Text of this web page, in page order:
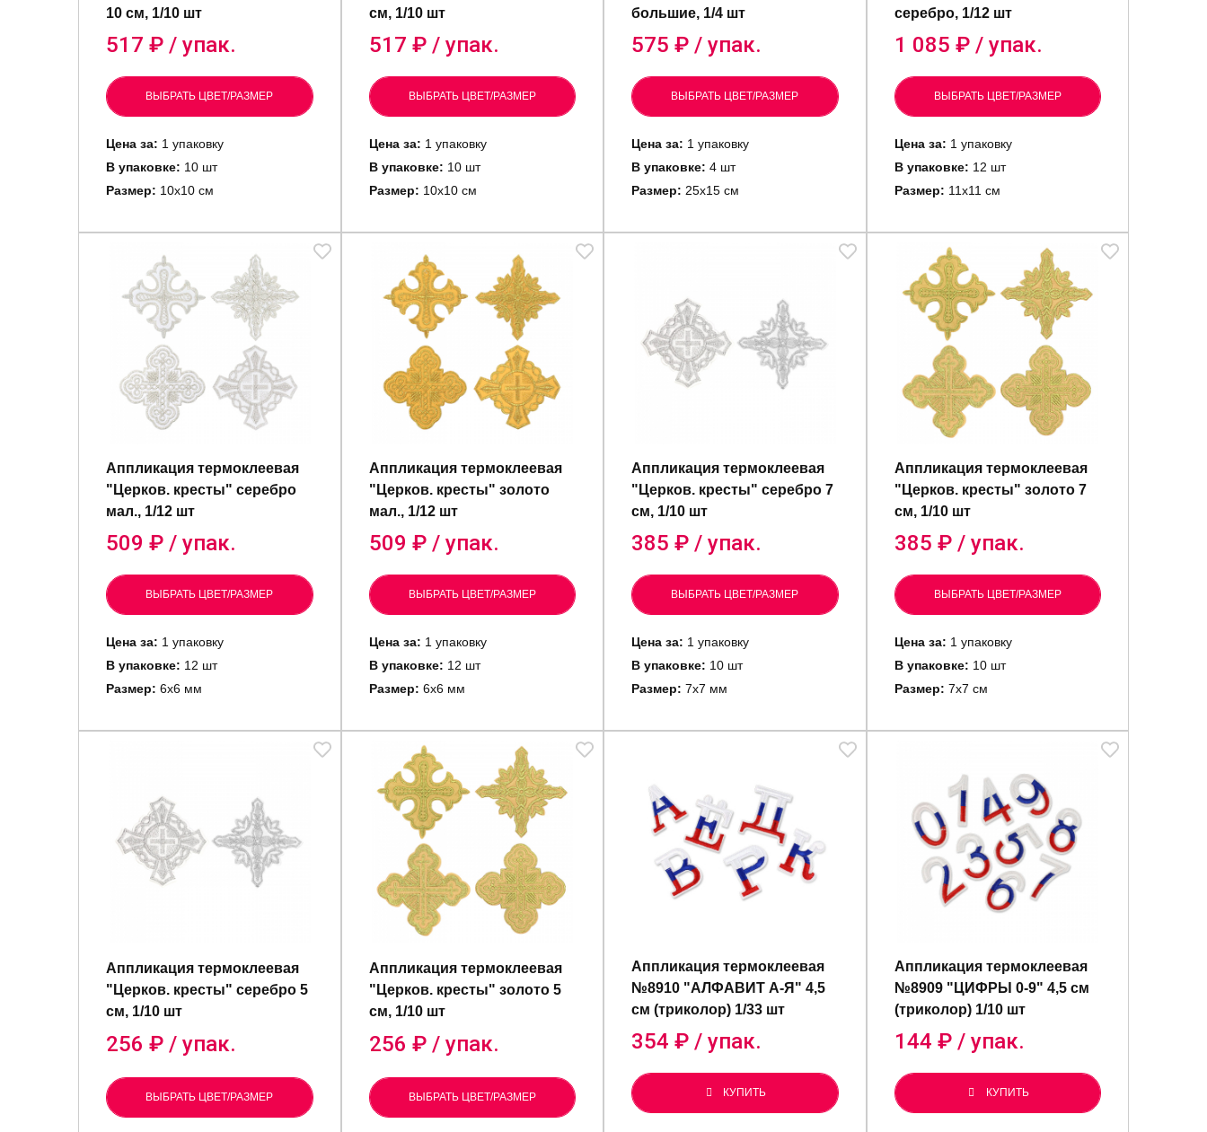
10 см, 1/10 шт
517 ₽ / упак.
ВЫБРАТЬ ЦВЕТ/РАЗМЕР
Цена за: 1 упаковку
В упаковке: 10 шт
Размер: 10х10 см
см, 1/10 шт
517 ₽ / упак.
ВЫБРАТЬ ЦВЕТ/РАЗМЕР
Цена за: 1 упаковку
В упаковке: 10 шт
Размер: 10х10 см
большие, 1/4 шт
575 ₽ / упак.
ВЫБРАТЬ ЦВЕТ/РАЗМЕР
Цена за: 1 упаковку
В упаковке: 4 шт
Размер: 25х15 см
серебро, 1/12 шт
1 085 ₽ / упак.
ВЫБРАТЬ ЦВЕТ/РАЗМЕР
Цена за: 1 упаковку
В упаковке: 12 шт
Размер: 11х11 см
Аппликация термоклеевая
"Церков. кресты" серебро
мал., 1/12 шт
509 ₽ / упак.
ВЫБРАТЬ ЦВЕТ/РАЗМЕР
Цена за: 1 упаковку
В упаковке: 12 шт
Размер: 6х6 мм
Аппликация термоклеевая
"Церков. кресты" золото
мал., 1/12 шт
509 ₽ / упак.
ВЫБРАТЬ ЦВЕТ/РАЗМЕР
Цена за: 1 упаковку
В упаковке: 12 шт
Размер: 6х6 мм
Аппликация термоклеевая
"Церков. кресты" серебро 7
см, 1/10 шт
385 ₽ / упак.
ВЫБРАТЬ ЦВЕТ/РАЗМЕР
Цена за: 1 упаковку
В упаковке: 10 шт
Размер: 7х7 мм
Аппликация термоклеевая
"Церков. кресты" золото 7
см, 1/10 шт
385 ₽ / упак.
ВЫБРАТЬ ЦВЕТ/РАЗМЕР
Цена за: 1 упаковку
В упаковке: 10 шт
Размер: 7х7 см
Аппликация термоклеевая
"Церков. кресты" серебро 5
см, 1/10 шт
256 ₽ / упак.
ВЫБРАТЬ ЦВЕТ/РАЗМЕР
Аппликация термоклеевая
"Церков. кресты" золото 5
см, 1/10 шт
256 ₽ / упак.
ВЫБРАТЬ ЦВЕТ/РАЗМЕР
Аппликация термоклеевая
№8910 "АЛФАВИТ А-Я" 4,5
см (триколор) 1/33 шт
354 ₽ / упак.
КУПИТЬ
Аппликация термоклеевая
№8909 "ЦИФРЫ 0-9" 4,5 см
(триколор) 1/10 шт
144 ₽ / упак.
КУПИТЬ